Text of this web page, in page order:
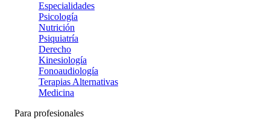
Especialidades
Psicología
Nutrición
Psiquiatría
Derecho
Kinesiología
Fonoaudiología
Terapias Alternativas
Medicina
Para profesionales